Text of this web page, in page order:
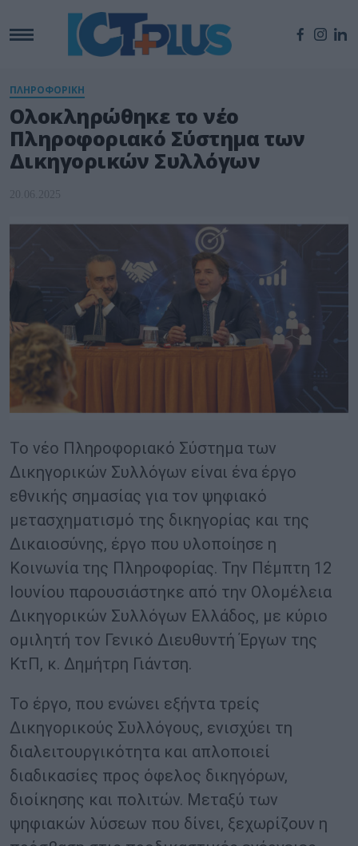
ΠΛΗΡΟΦΟΡΙΚΗ
Ολοκληρώθηκε το νέο
Πληροφοριακό Σύστημα των
Δικηγορικών Συλλόγων
20.06.2025
Το νέο Πληροφοριακό Σύστημα των
Δικηγορικών Συλλόγων είναι ένα έργο
εθνικής σημασίας για τον ψηφιακό
μετασχηματισμό της δικηγορίας και της
Δικαιοσύνης, έργο που υλοποίησε η
Κοινωνία της Πληροφορίας. Την Πέμπτη 12
Ιουνίου παρουσιάστηκε από την Ολομέλεια
Δικηγορικών Συλλόγων Ελλάδος, με κύριο
ομιλητή τον Γενικό Διευθυντή Έργων της
ΚτΠ, κ. Δημήτρη Γιάντση.
Το έργο, που ενώνει εξήντα τρείς
Δικηγορικούς Συλλόγους, ενισχύει τη
διαλειτουργικότητα και απλοποιεί
διαδικασίες προς όφελος δικηγόρων,
διοίκησης και πολιτών. Μεταξύ των
ψηφιακών λύσεων που δίνει, ξεχωρίζουν η